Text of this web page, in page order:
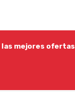
las mejores ofertas